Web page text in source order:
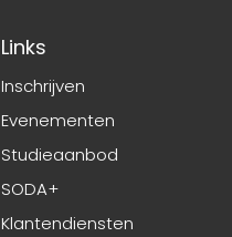
Links
Inschrijven
Evenementen
Studieaanbod
SODA+
Klantendiensten